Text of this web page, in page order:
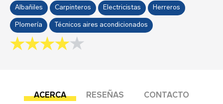
Albañiles Carpinteros Electricistas Herreros
Plomería Técnicos aires acondicionados
4.0 rating
ACERCA RESEÑAS CONTACTO
Esta reseña se basa en mi propia experiencia y
Sobre tu negocio
Dirección del negocio